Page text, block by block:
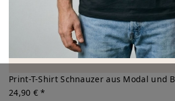
Print-T-Shirt Schnauzer aus Modal und
24,90 € *